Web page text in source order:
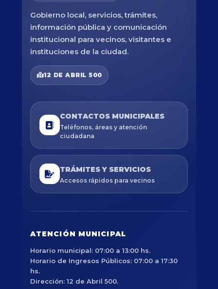
Gobierno local, servicios, trámites,
información pública y comunicación
institucional para vecinos, visitantes e
instituciones de la ciudad.
12 DE ABRIL 500
CONTACTOS MUNICIPALES
Teléfonos, áreas y atención
ciudadana
TRÁMITES Y SERVICIOS
Accesos rápidos para vecinos
ATENCIÓN MUNICIPAL
Horario municipal: 07:00 a 13:00 hs.
Horario de Ingresos Públicos: 07:00 a 17:30
hs.
Dirección: 12 de Abril 500.